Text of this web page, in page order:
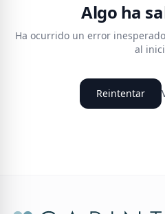
Algo ha
Ha ocurrido un error
al
Reintentar